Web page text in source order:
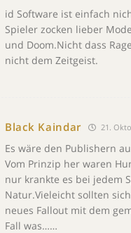
id Software ist einfach
Spieler zocken lieber
und Doom.Nicht dass
nicht dem Zeitgeist.
Black Kaindar 21.
Es wäre den Publishern
Vom Prinzip her waren
nur krankte es bei jedem
Natur.Vieleicht sollten
neues Fallout mit dem
Fall was……